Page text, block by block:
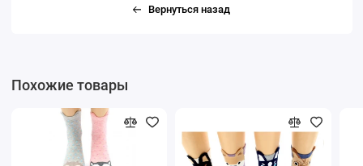
Вернуться назад
Похожие товары